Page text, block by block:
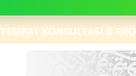
TEMPAT KONSULTASI &